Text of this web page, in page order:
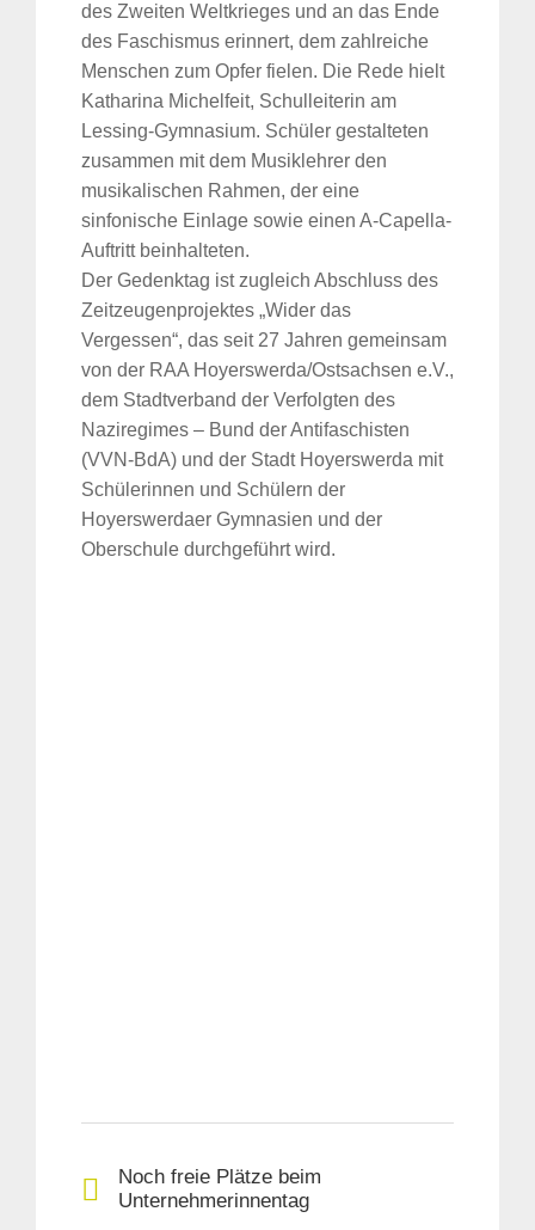
des Zweiten Weltkrieges und an das Ende
des Faschismus erinnert, dem zahlreiche
Menschen zum Opfer fielen. Die Rede hielt
Katharina Michelfeit, Schulleiterin am
Lessing-Gymnasium. Schüler gestalteten
zusammen mit dem Musiklehrer den
musikalischen Rahmen, der eine
sinfonische Einlage sowie einen A-Capella-
Auftritt beinhalteten.
Der Gedenktag ist zugleich Abschluss des
Zeitzeugenprojektes „Wider das
Vergessen“, das seit 27 Jahren gemeinsam
von der RAA Hoyerswerda/Ostsachsen e.V.,
dem Stadtverband der Verfolgten des
Naziregimes – Bund der Antifaschisten
(VVN-BdA) und der Stadt Hoyerswerda mit
Schülerinnen und Schülern der
Hoyerswerdaer Gymnasien und der
Oberschule durchgeführt wird.
Noch freie Plätze beim
Unternehmerinnentag